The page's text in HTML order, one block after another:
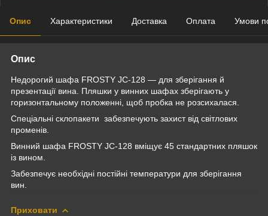
Опис Характеристики Доставка Оплата Умови
Опис
Недорогий шафа FROSTY JC-128 — для зберігання й
презентації вина. Пляшки у винних шафах зберігають у
горизонтальному положенні, щоб пробка не розсихалася.
Спеціальні склопакети забезпечують захист від світлових
променів.
Винний шафа FROSTY JC-128 вміщує 45 стандартних пляшок
із вином.
Забезпечує необхідні постійні температури для зберігання
вин.
Приховати